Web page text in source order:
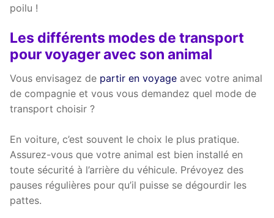
poilu !
Les différents modes de transport
pour voyager avec son animal
Vous envisagez de partir en voyage avec votre animal
de compagnie et vous vous demandez quel mode de
transport choisir ?
En voiture, c’est souvent le choix le plus pratique.
Assurez-vous que votre animal est bien installé en
toute sécurité à l’arrière du véhicule. Prévoyez des
pauses régulières pour qu’il puisse se dégourdir les
pattes.